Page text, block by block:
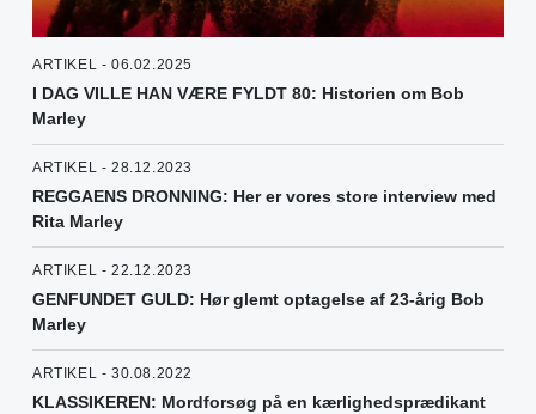
ARTIKEL - 06.02.2025
I DAG VILLE HAN VÆRE FYLDT 80: Historien om Bob
Marley
ARTIKEL - 28.12.2023
REGGAENS DRONNING: Her er vores store interview med
Rita Marley
ARTIKEL - 22.12.2023
GENFUNDET GULD: Hør glemt optagelse af 23-årig Bob
Marley
ARTIKEL - 30.08.2022
KLASSIKEREN: Mordforsøg på en kærlighedsprædikant